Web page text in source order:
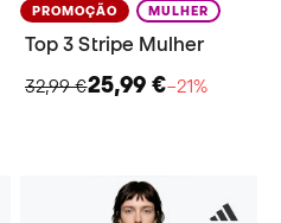
PROMOÇÃO MULHER
Top 3 Stripe Mulher
32,99 €25,99 €−21%